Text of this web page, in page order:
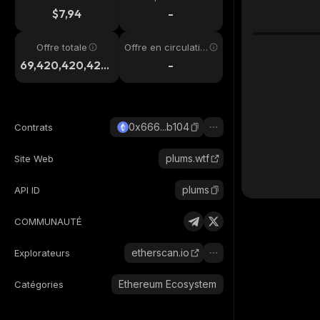
$7,94 -
Offre totale
69,420,420,420,
069
Offre en circulatio
-
Contrats 0x666...b104
Site Web plums.wtf
API ID plums
COMMUNAUTÉ
Explorateurs etherscan.io
Catégories Ethereum Ecosystem